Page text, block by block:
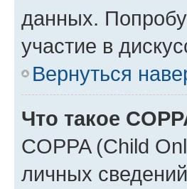
данных.
участие в
Вернуться
Что такое
COPPA (Child
личных